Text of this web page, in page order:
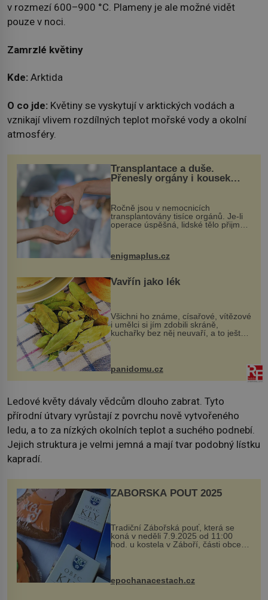
v rozmezí 600–900 °C. Plameny je ale možné vidět
pouze v noci.
Zamrzlé květiny
Kde: Arktida
O co jde: Květiny se vyskytují v arktických vodách a
vznikají vlivem rozdílných teplot mořské vody a okolní
atmosféry.
Transplantace a duše.
Přenesly orgány i kousek
Ročně jsou v nemocnicích
transplantovány tisíce orgánů. Je-li
operace úspěšná, lidské tělo přijme
enigmaplus.cz
Vavřín jako lék
Všichni ho známe, císařové, vítězové
i umělci si jím zdobili skráně,
kuchařky bez něj neuvaří, a to ještě
nevíte, že bobkový list může výrazně
zmírnit některé naše neduhy.
Obsahuje v malém množství ně...
panidomu.cz
Ledové květy dávaly vědcům dlouho zabrat. Tyto
přírodní útvary vyrůstají z povrchu nově vytvořeného
ledu, a to za nízkých okolních teplot a suchého podnebí.
Jejich struktura je velmi jemná a mají tvar podobný lístku
kapradí.
ZÁBOŘSKÁ POUŤ 2025
Tradiční Zábořská pouť, která se
koná v neděli 7.9.2025 od 11:00
hod. u kostela v Záboří, části obce
Kly u Mělníka. V programu naleznete
komentovanou prohlídku kostela,
epochanacestach.cz